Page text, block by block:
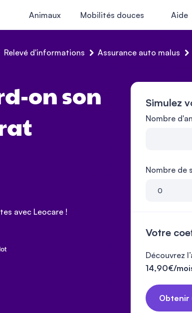
Animaux Mobilités douces Aide
Relevé d'informations Assurance auto malus
on son
avec Leocare !
Simulez
Nombre
Nombre de
Votre
Découvrez
14,90€/
Obtenir